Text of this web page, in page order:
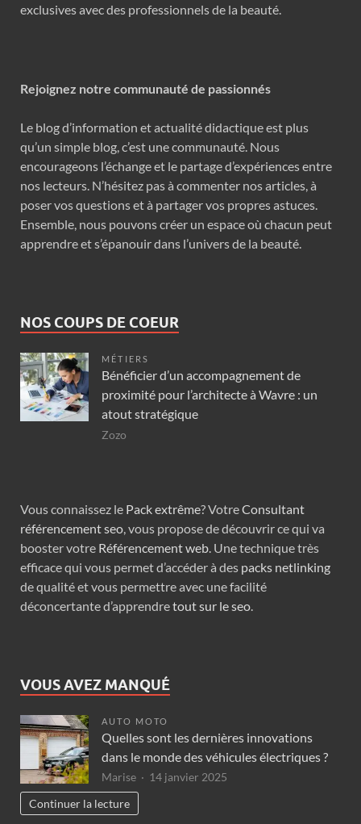
exclusives avec des professionnels de la beauté.
Rejoignez notre communauté de passionnés
Le blog d’information et actualité didactique est plus
qu’un simple blog, c’est une communauté. Nous
encourageons l’échange et le partage d’expériences entre
nos lecteurs. N’hésitez pas à commenter nos articles, à
poser vos questions et à partager vos propres astuces.
Ensemble, nous pouvons créer un espace où chacun peut
apprendre et s’épanouir dans l’univers de la beauté.
NOS COUPS DE COEUR
MÉTIERS
Bénéficier d’un accompagnement de
proximité pour l’architecte à Wavre : un
atout stratégique
Zozo
Vous connaissez le Pack extrême? VotreConsultant
référencement seo , vous propose de découvrir ce qui va
booster votre Référencement web . Une technique très
efficace qui vous permet d’accéder à des packs netlinking
de qualité et vous permettre avec une facilité
déconcertante d’apprendretout sur le seo
VOUS AVEZ MANQUÉ
AUTO MOTO
Quelles sont les dernières innovations
dans le monde des véhicules électriques ?
Marise
14 janvier 2025
Continuer la lecture